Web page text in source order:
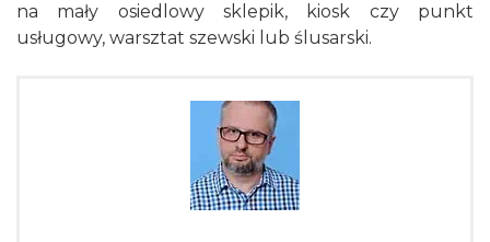
na mały osiedlowy sklepik, kiosk czy punkt
usługowy, warsztat szewski lub ślusarski.